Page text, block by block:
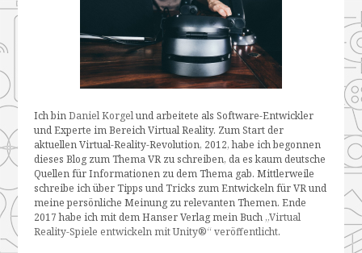
Ich binDaniel Korgelund arbeitete als Software-Entwickler
und Experte im Bereich Virtual Reality. Zum Start der
aktuellen Virtual-Reality-Revolution, 2012, habe ich begonnen
dieses Blog zum Thema VR zu schreiben, da es kaum deutsche
Quellen für Informationen zu dem Thema gab. Mittlerweile
schreibe ich über Tipps und Tricks zum Entwickeln für VR und
meine persönliche Meinung zu relevanten Themen. Ende
2017 habe ich mit dem Hanser Verlag mein Buch „Virtual
Reality-Spiele entwickeln mit Unity®“ veröffentlicht.